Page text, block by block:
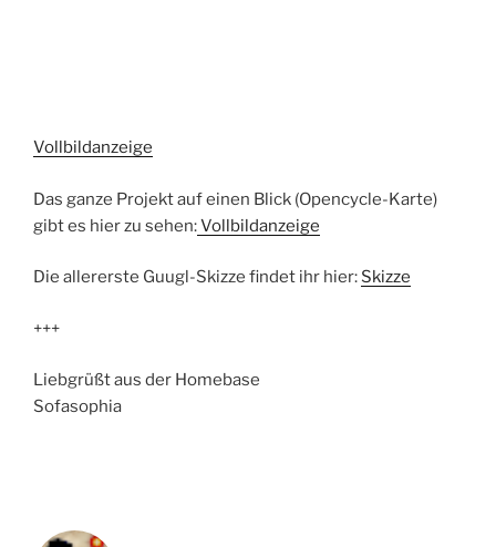
Vollbildanzeige
Das ganze Projekt auf einen Blick (Opencycle-Karte)
gibt es hier zu sehen:Vollbildanzeige
Die allererste Guugl-Skizze findet ihr hier: Skizze
+++
Liebgrüßt aus der Homebase
Sofasophia